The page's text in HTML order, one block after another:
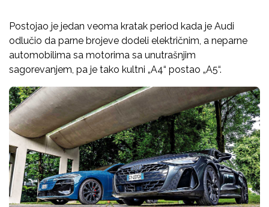
Postojao je jedan veoma kratak period kada je Audi
odlučio da parne brojeve dodeli električnim, a neparne
automobilima sa motorima sa unutrašnjim
sagorevanjem, pa je tako kultni „A4“ postao „A5“.